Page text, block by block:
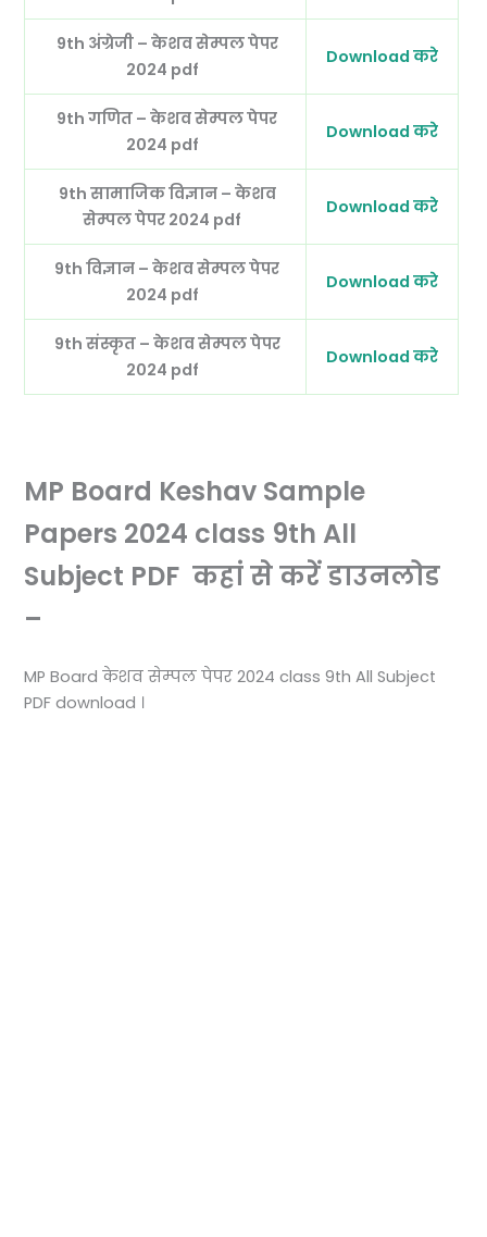
9th अंग्रेजी – केशव सेम्पल पेपर
2024 pdf
Download करे
9th गणित – केशव सेम्पल पेपर
2024 pdf
Download करे
9th सामाजिक विज्ञान – केशव
सेम्पल पेपर 2024 pdf
Download करे
9th विज्ञान – केशव सेम्पल पेपर
2024 pdf
Download करे
9th संस्कृत – केशव सेम्पल पेपर
2024 pdf
Download करे
MP Board Keshav Sample
Papers 2024 class 9th All
Subject PDF कहां से करें डाउनलोड
–
MP Board केशव सेम्पल पेपर 2024 class 9th All Subject
PDF download ।